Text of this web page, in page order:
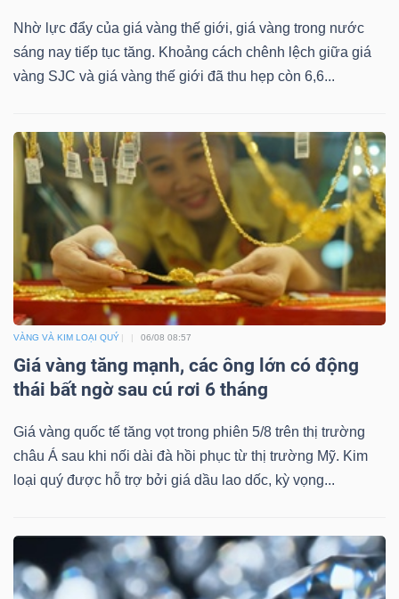
Nhờ lực đẩy của giá vàng thế giới, giá vàng trong nước
sáng nay tiếp tục tăng. Khoảng cách chênh lệch giữa giá
vàng SJC và giá vàng thế giới đã thu hẹp còn 6,6...
VÀNG VÀ KIM LOẠI QUÝ 06/08 08:57
Giá vàng tăng mạnh, các ông lớn có động
thái bất ngờ sau cú rơi 6 tháng
Giá vàng quốc tế tăng vọt trong phiên 5/8 trên thị trường
châu Á sau khi nối dài đà hồi phục từ thị trường Mỹ. Kim
loại quý được hỗ trợ bởi giá dầu lao dốc, kỳ vọng...
Thuật
Dịch
(-)
Đào
tạo
chính